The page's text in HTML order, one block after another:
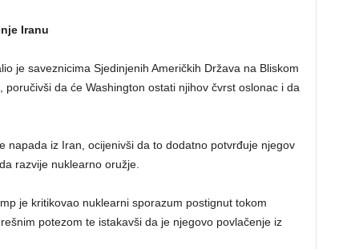
Iranu
je saveznicima Sjedinjenih Američkih Država na Bliskom
da će Washington ostati njihov čvrst oslonac i da
napada iz Iran, ocijenivši da to dodatno potvrđuje njegov
razvije nuklearno oružje.
je kritikovao nuklearni sporazum postignut tokom
potezom te istakavši da je njegovo povlačenje iz